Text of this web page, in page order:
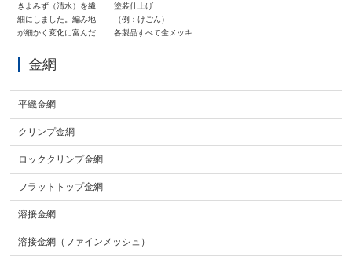
きよみず（清水）を繊
細にしました。編み地
が細かく変化に富んだ
塗装仕上げ
（例：けごん）
各製品すべて金メッキ
金網
平織金網
クリンプ金網
ロッククリンプ金網
フラットトップ金網
溶接金網
溶接金網（ファインメッシュ）